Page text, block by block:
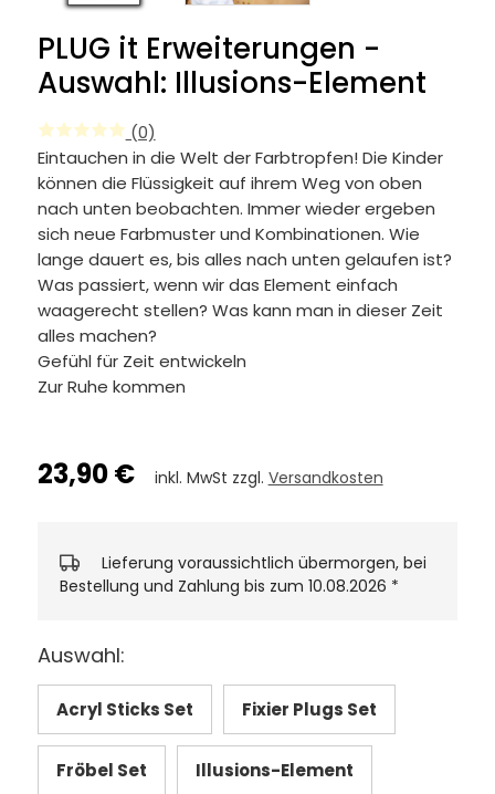
PLUG it Erweiterungen -
Auswahl: Illusions-Element
(0)
Eintauchen in die Welt der Farbtropfen! Die Kinder
können die Flüssigkeit auf ihrem Weg von oben
nach unten beobachten. Immer wieder ergeben
sich neue Farbmuster und Kombinationen. Wie
lange dauert es, bis alles nach unten gelaufen ist?
Was passiert, wenn wir das Element einfach
waagerecht stellen? Was kann man in dieser Zeit
alles machen?
Gefühl für Zeit entwickeln
Zur Ruhe kommen
23,90 € inkl. MwSt zzgl. Versandkosten
Lieferung voraussichtlich übermorgen, bei
Bestellung und Zahlung bis zum 10.08.2026 *
Auswahl:
Acryl Sticks Set Fixier Plugs Set
Fröbel Set Illusions-Element